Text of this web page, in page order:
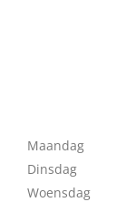
Maandag
Dinsdag
Woensdag